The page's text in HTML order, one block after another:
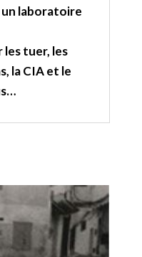
laboratoire
les tuer, les
la CIA et le